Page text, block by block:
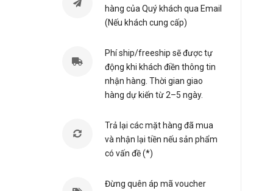
hàng của Quý khách qua Email
(Nếu khách cung cấp)
Phí ship/freeship sẽ được tự
động khi khách điền thông tin
nhận hàng. Thời gian giao
hàng dự kiến từ 2–5 ngày.
Trả lại các mặt hàng đã mua
và nhận lại tiền nếu sản phẩm
có vấn đề (*)
Đừng quên áp mã voucher